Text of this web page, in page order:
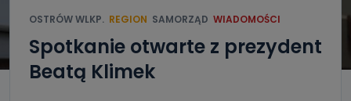
OSTRÓW WLKP. REGION SAMORZĄD WIADOMOŚCI
Spotkanie otwarte z prezydent
Beatą Klimek